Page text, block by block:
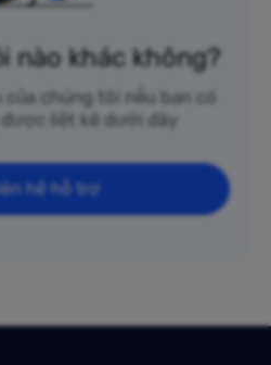
nào khác không?
của chúng tôi nếu bạn có
liệt kê dưới đây
hệ hỗ trợ